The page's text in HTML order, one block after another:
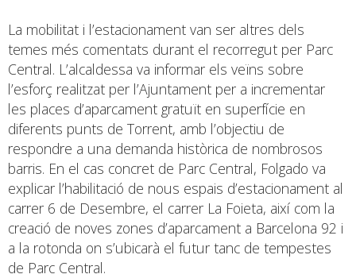
La mobilitat i l’estacionament van ser altres dels
temes més comentats durant el recorregut per Parc
Central. L’alcaldessa va informar els veïns sobre
l’esforç realitzat per l’Ajuntament per a incrementar
les places d’aparcament gratuït en superfície en
diferents punts de Torrent, amb l’objectiu de
respondre a una demanda històrica de nombrosos
barris. En el cas concret de Parc Central, Folgado va
explicar l’habilitació de nous espais d’estacionament al
carrer 6 de Desembre, el carrer La Foieta, així com la
creació de noves zones d’aparcament a Barcelona 92 i
a la rotonda on s’ubicarà el futur tanc de tempestes
de Parc Central.